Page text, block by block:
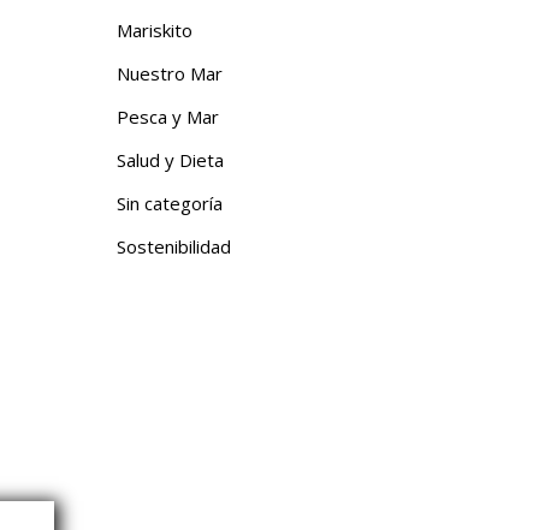
Mariskito
Nuestro Mar
Pesca y Mar
Salud y Dieta
Sin categoría
Sostenibilidad